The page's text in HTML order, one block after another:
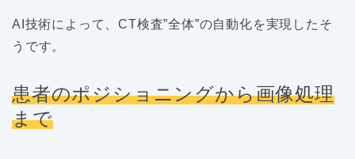
AI技術によって、CT検査”全体”の自動化を実現したそ
うです。
患者のポジショニングから画像処理
まで